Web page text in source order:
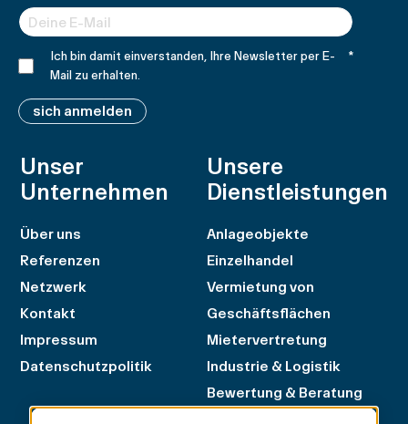
Ich bin damit einverstanden, Ihre Newsletter per E-
Mail zu erhalten.
*
sich anmelden
Unser
Unternehmen
Über uns
Referenzen
Netzwerk
Kontakt
Impressum
Datenschutzpolitik
Unsere
Dienstleistungen
Anlageobjekte
Einzelhandel
Vermietung von
Geschäftsflächen
Mietervertretung
Industrie & Logistik
Bewertung & Beratung